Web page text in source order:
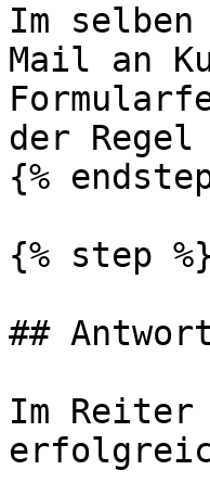
Im
Mail an
der
{%
{% step %}
##
Im